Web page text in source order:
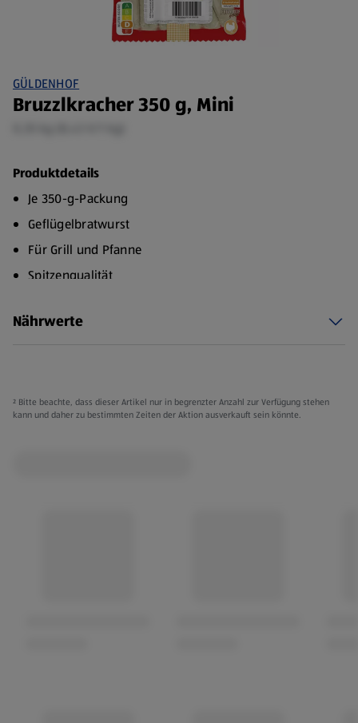
GÜLDENHOF
Bruzzlkracher 350 g, Mini
Produktdetails
Je 350-g-Packung
Geflügelbratwurst
Für Grill und Pfanne
Spitzenqualität
Nährwerte
² Bitte beachte, dass dieser Artikel nur in begrenzter Anzahl zur Verfügung stehen
kann und daher zu bestimmten Zeiten der Aktion ausverkauft sein könnte.